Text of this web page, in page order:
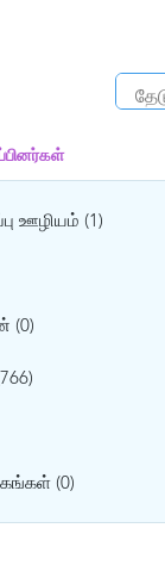
ஊழியம் (1)
(0)
(0)